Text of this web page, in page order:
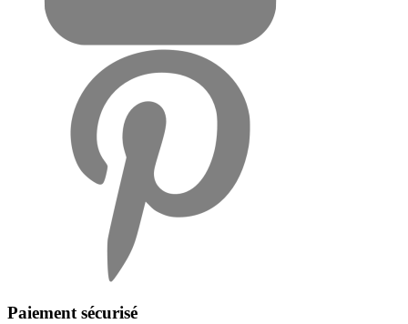
Paiement sécurisé